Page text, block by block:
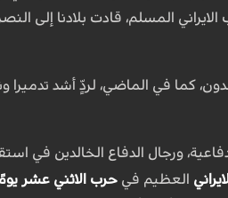
المسلم، قادت بلادنا إلى
كما في الماضي، لردٍّ أشد
ورجال الدفاع الخالدين في
العظيم في حرب الاثني عشر